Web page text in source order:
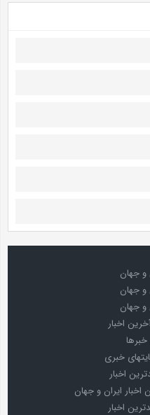
و جهان
و جهان
و جهان
اخبار
خبری
اخبار
ایران و جهان
اخبار